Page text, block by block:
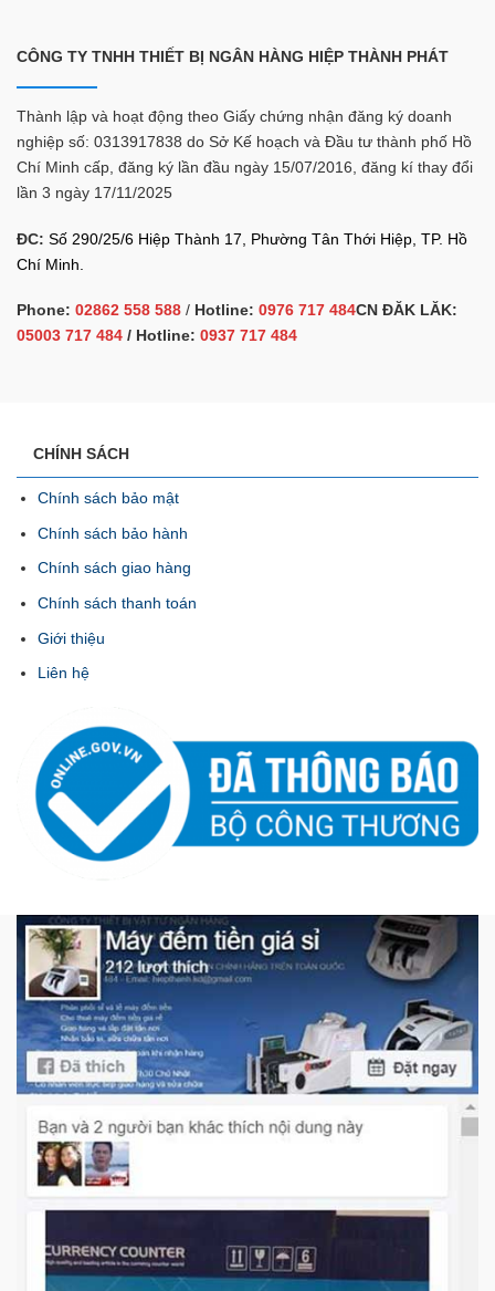
CÔNG TY TNHH THIẾT BỊ NGÂN HÀNG HIỆP THÀNH PHÁT
Thành lập và hoạt động theo Giấy chứng nhận đăng ký doanh
nghiệp số: 0313917838 do Sở Kế hoạch và Đầu tư thành phố Hồ
Chí Minh cấp, đăng ký lần đầu ngày 15/07/2016, đăng kí thay đổi
lần 3 ngày 17/11/2025
ĐC: Số 290/25/6 Hiệp Thành 17, Phường Tân Thới Hiệp, TP. Hồ
Chí Minh.
Phone: 02862 558 588 / Hotline: 0976 717 484CN ĐĂK LĂK:
05003 717 484 / Hotline: 0937 717 484
CHÍNH SÁCH
Chính sách bảo mật
Chính sách bảo hành
Chính sách giao hàng
Chính sách thanh toán
Giới thiệu
Liên hệ